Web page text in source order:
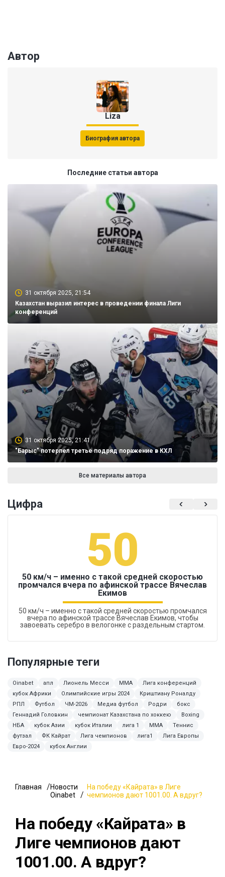
Автор
Liza
Биография автора
Последние статьи автора
31 октября 2025, 21:54
Казахстан выразил интерес в проведении финала Лиги
конференций
31 октября 2025, 21:41
"Барыс" потерпел третье подряд поражение в КХЛ
Все материалы автора
Цифра
50
50 км/ч – именно с такой средней скоростью
промчался вчера по афинской трассе Вячеслав
Екимов
50 км/ч – именно с такой средней скоростью промчался
вчера по афинской трассе Вячеслав Екимов, чтобы
завоевать серебро в велогонке с раздельным стартом.
Популярные теги
Oinabet апл Лионель Месси ММА
Лига конференций
кубок Африки
Олимпийские игры 2024
Криштиану Роналду
РПЛ
Футбол ЧМ-2026 Медиа футбол Родри
бокс
Геннадий Головкин
чемпионат Казахстана по хоккею
Boxing
НБА
кубок Азии кубок Италии лига 1 MMA
Теннис
футзал
ФК Кайрат Лига чемпионов лига1
Лига Европы
Евро-2024
кубок Англии
Главная
Новости
Oinabet
На победу «Кайрата» в Лиге
чемпионов дают 1001.00. А вдруг?
На победу «Кайрата» в
Лиге чемпионов дают
1001.00. А вдруг?